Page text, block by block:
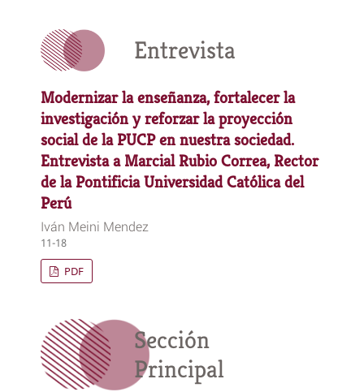
Entrevista
Modernizar la enseñanza, fortalecer la
investigación y reforzar la proyección
social de la PUCP en nuestra sociedad.
Entrevista a Marcial Rubio Correa, Rector
de la Pontificia Universidad Católica del
Perú
Iván Meini Mendez
11-18
PDF
Sección
Principal